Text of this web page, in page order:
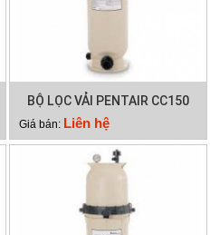
BỘ LỌC VẢI PENTAIR CC150
Giá bán: Liên hệ